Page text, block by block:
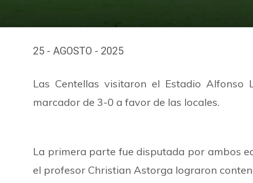
25 - AGOSTO - 2025
Las Centellas visitaron el Estadio
marcador de 3-0 a favor de las locales.
La primera parte fue disputada por ambos
el profesor Christian Astorga lograron